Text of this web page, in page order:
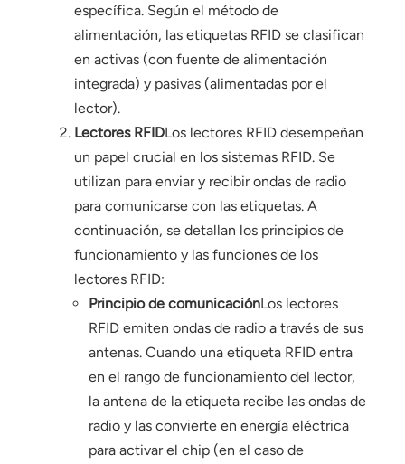
norsk
magyar
específica. Según el método de
alimentación, las etiquetas RFID se clasifican
en activas (con fuente de alimentación
integrada) y pasivas (alimentadas por el
lector).
Lectores RFIDLos lectores RFID desempeñan
un papel crucial en los sistemas RFID. Se
utilizan para enviar y recibir ondas de radio
para comunicarse con las etiquetas. A
continuación, se detallan los principios de
funcionamiento y las funciones de los
lectores RFID:
Principio de comunicaciónLos lectores
RFID emiten ondas de radio a través de sus
antenas. Cuando una etiqueta RFID entra
en el rango de funcionamiento del lector,
la antena de la etiqueta recibe las ondas de
radio y las convierte en energía eléctrica
para activar el chip (en el caso de